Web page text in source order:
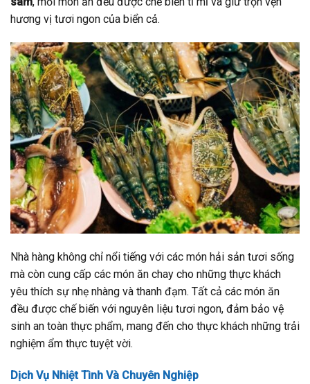
hương vị tươi ngon của biển cả.
Nhà hàng không chỉ nổi tiếng với các món hải sản tươi sống
mà còn cung cấp các món ăn chay cho những thực khách
yêu thích sự nhẹ nhàng và thanh đạm. Tất cả các món ăn
đều được chế biến với nguyên liệu tươi ngon, đảm bảo vệ
sinh an toàn thực phẩm, mang đến cho thực khách những trải
nghiệm ẩm thực tuyệt vời.
Dịch Vụ Nhiệt Tình Và Chuyên Nghiệp